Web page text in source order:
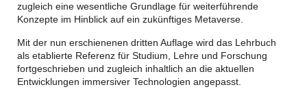
zugleich eine wesentliche Grundlage für weiterführende
Konzepte im Hinblick auf ein zukünftiges Metaverse.
Mit der nun erschienenen dritten Auflage wird das Lehrbuch
als etablierte Referenz für Studium, Lehre und Forschung
fortgeschrieben und zugleich inhaltlich an die aktuellen
Entwicklungen immersiver Technologien angepasst.